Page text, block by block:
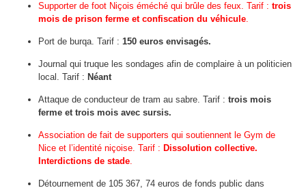
Supporter de foot Niçois éméché qui brûle des feux. Tarif : trois
mois de prison ferme et confiscation du véhicule.
Port de burqa. Tarif : 150 euros envisagés.
Journal qui truque les sondages afin de complaire à un politicien
local. Tarif : Néant
Attaque de conducteur de tram au sabre. Tarif : trois mois
ferme et trois mois avec sursis.
Association de fait de supporters qui soutiennent le Gym de
Nice et l’identité niçoise. Tarif : Dissolution collective.
Interdictions de stade.
Détournement de 105 367, 74 euros de fonds public dans